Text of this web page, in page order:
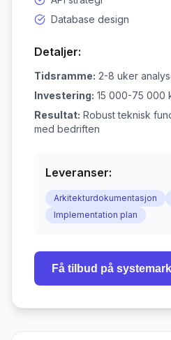
Database design
Detaljer:
Tidsramme: 2-8 uker
Investering: 15 000-75 000
Resultat: Robust teknisk
med bedriften
Leveranser:
Arkitekturdokumentasjon
Implementation plan
Få tilbud på